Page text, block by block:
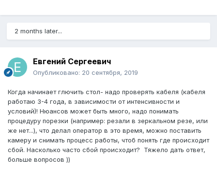
равно встает.
2 months later...
Евгений Сергеевич
Опубликовано: 20 сентября, 2019
Когда начинает глючить стол- надо проверять кабеля (кабеля
работаю 3-4 года, в зависимости от интенсивности и
условий)! Нюансов может быть много, надо понимать
процедуру порезки (например: резали в зеркальном резе, или
же нет...), что делал оператор в это время, можно поставить
камеру и снимать процесс работы, чтоб понять где происходит
сбой. Насколько часто сбой происходит? Тяжело дать ответ,
больше вопросов ))